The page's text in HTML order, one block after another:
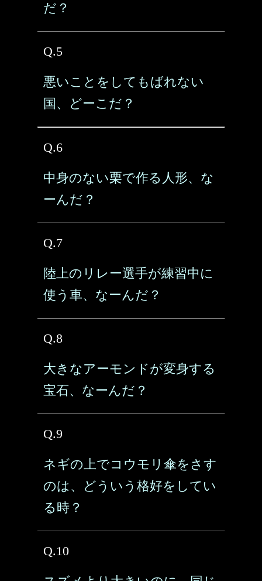
だ？
Q.5
悪いことをしてもばれない
国、どーこだ？
Q.6
中身のない栗で作る人形、な
ーんだ？
Q.7
陸上のリレー選手が練習中に
使う車、なーんだ？
Q.8
大きなアーモンドが変身する
宝石、なーんだ？
Q.9
ネギの上でコウモリ傘をさす
のは、どういう格好をしてい
る時？
Q.10